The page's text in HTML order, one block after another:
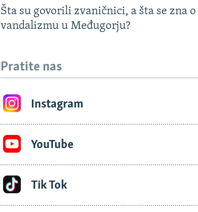
Šta su govorili zvaničnici, a šta se zna o
vandalizmu u Međugorju?
Pratite nas
Instagram
YouTube
Tik Tok